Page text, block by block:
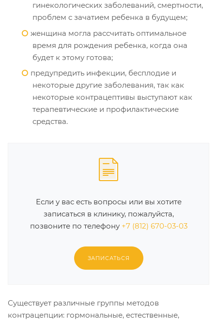
гинекологических заболеваний, смертности,
проблем с зачатием ребенка в будущем;
женщина могла рассчитать оптимальное
время для рождения ребенка, когда она
будет к этому готова;
предупредить инфекции, бесплодие и
некоторые другие заболевания, так как
некоторые контрацептивы выступают как
терапевтические и профилактические
средства.
Если у вас есть вопросы или вы хотите
записаться в клинику, пожалуйста,
позвоните по телефону +7 (812) 670-03-03
ЗАПИСАТЬСЯ
Существует различные группы методов
контрацепции: гормональные, естественные,